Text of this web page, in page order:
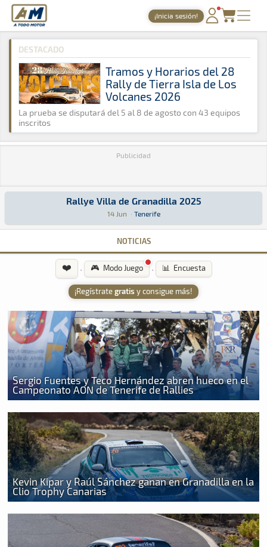
A Todo Motor · Revista del motor desde 1999
¡Inicia sesión!
PORTADA
TIEMPOS ONLINE
NOTICIAS
AGENDA
GALERÍAS
A Todo Motor » Agenda » 2025 » Junio
DESTACADO
Tramos y Horarios del 28
Rally de Tierra Isla de Los
Volcanes 2026
La prueba se disputará del 5 al 8 de agosto con 43 equipos
inscritos
Publicidad
Rallye Villa de Granadilla 2025
Rallye Villa de Granadilla 2025
14 Jun · Tenerife
Rally · Rallye Villa de Granadilla 2025: Aquí podrás encontrar
NOTICIAS
❤️ · 🎮 Modo Juego · 📊 Encuesta
¡Regístrategratis y consigue más!
Sergio Fuentes y Teco Hernández abren hueco en el
Campeonato AON de Tenerife de Rallies
Kevin Kipar y Raúl Sánchez ganan en Granadilla en la
Clio Trophy Canarias